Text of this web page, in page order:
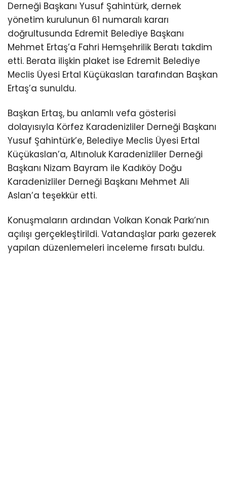
Derneği Başkanı Yusuf Şahintürk, dernek
yönetim kurulunun 61 numaralı kararı
doğrultusunda Edremit Belediye Başkanı
Mehmet Ertaş’a Fahri Hemşehrilik Beratı takdim
etti. Berata ilişkin plaket ise Edremit Belediye
Meclis Üyesi Ertal Küçükaslan tarafından Başkan
Ertaş’a sunuldu.
Başkan Ertaş, bu anlamlı vefa gösterisi
dolayısıyla Körfez Karadenizliler Derneği Başkanı
Yusuf Şahintürk’e, Belediye Meclis Üyesi Ertal
Küçükaslan’a, Altınoluk Karadenizliler Derneği
Başkanı Nizam Bayram ile Kadıköy Doğu
Karadenizliler Derneği Başkanı Mehmet Ali
Aslan’a teşekkür etti.
Konuşmaların ardından Volkan Konak Parkı’nın
açılışı gerçekleştirildi. Vatandaşlar parkı gezerek
yapılan düzenlemeleri inceleme fırsatı buldu.